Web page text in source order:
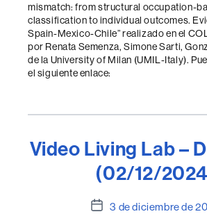
mismatch: from structural occupation-
classification to individual outcomes.
Spain-Mexico-Chile” realizado en el
por Renata Semenza, Simone Sarti,
de la University of Milan (UMIL-Italy).
el siguiente enlace:
Video Living Lab –
(02/12/
Fecha3 de diciembre de